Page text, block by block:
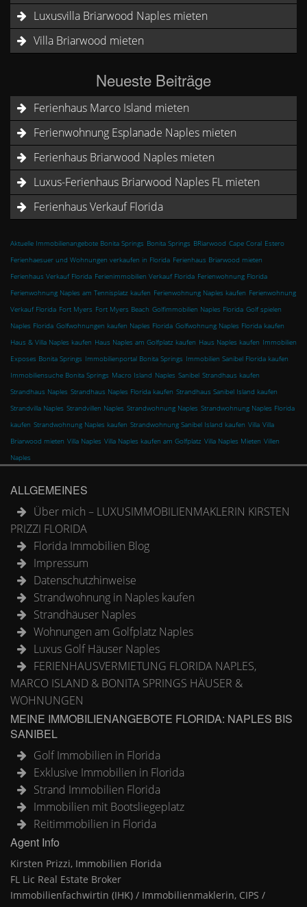
Luxusvilla Briarwood Naples mieten
Villa Briarwood mieten
Neueste Beiträge
Ferienhaus Marco Island mieten
Ferienwohnung Esplanade Naples mieten
Ferienhaus Briarwood Naples mieten
Luxus-Ferienhaus Briarwood Naples FL mieten
Ferienhaus Verkauf Florida
Aktuelle Immobilienangebote Bonita Springs Bonita Springs BRiarwood Cape Coral Estero
Ferienhaesuer und Wohnungen verkaufen in Florida Ferienhaus Briarwood mieten
Ferienhaus Verkauf Florida Ferienimmobilien Verkauf Florida Ferienwohnung Florida
Ferienwohnung Naples am Tennisplatz kaufen Ferienwohnung Naples kaufen Ferienwohnung
Verkauf Florida Fort Myers Fort Myers Beach Golfimmobilien Naples Florida Golf spielen
Naples Florida Golfwohnungen kaufen Naples Florida Golfwohnung Naples Florida kaufen
Haus & Villa Naples kaufen Haus Naples am Golfplatz kaufen Haus Naples kaufen Immobilien
Exposes Bonita Springs Immobilienportal Bonita Springs Immobilien Sanibel Florida kaufen
Immobiliensuche Bonita Springs Macro Island Naples Sanibel Strandhaus kaufen
Strandhaus Naples Strandhaus Naples Florida kaufen Strandhaus Sanibel Island kaufen
Strandvilla Naples Strandvillen Naples Strandwohnung Naples Strandwohnung Naples Florida
kaufen Strandwohnung Naples kaufen Strandwohnung Sanibel Island kaufen Villa Villa
Briarwood mieten Villa Naples Villa Naples kaufen am Golfplatz Villa Naples Mieten Villen
Naples
ALLGEMEINES
Über mich – LUXUSIMMOBILIENMAKLERIN KIRSTEN
PRIZZI FLORIDA
Florida Immobilien Blog
Impressum
Datenschutzhinweise
Strandwohnung in Naples kaufen
Strandhäuser Naples
Wohnungen am Golfplatz Naples
Luxus Golf Häuser Naples
FERIENHAUSVERMIETUNG FLORIDA NAPLES,
MARCO ISLAND & BONITA SPRINGS HÄUSER &
WOHNUNGEN
MEINE IMMOBILIENANGEBOTE FLORIDA: NAPLES BIS
SANIBEL
Golf Immobilien in Florida
Exklusive Immobilien in Florida
Strand Immobilien Florida
Immobilien mit Bootsliegeplatz
Reitimmobilien in Florida
Agent Info
Kirsten Prizzi, Immobilien Florida
FL Lic Real Estate Broker
Immobilienfachwirtin (IHK) / Immobilienmaklerin, CIPS /